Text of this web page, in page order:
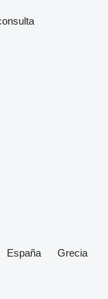
España
Grecia